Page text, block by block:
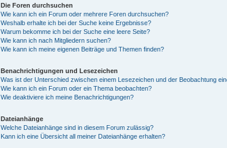
Die Foren durchsuchen
Wie kann ich ein Forum oder mehrere Foren durchsuchen?
Weshalb erhalte ich bei der Suche keine Ergebnisse?
Warum bekomme ich bei der Suche eine leere Seite?
Wie kann ich nach Mitgliedern suchen?
Wie kann ich meine eigenen Beiträge und Themen finden?
Benachrichtigungen und Lesezeichen
Was ist der Unterschied zwischen einem Lesezeichen und der Beobachtung
Wie kann ich ein Forum oder ein Thema beobachten?
Wie deaktiviere ich meine Benachrichtigungen?
Dateianhänge
Welche Dateianhänge sind in diesem Forum zulässig?
Kann ich eine Übersicht all meiner Dateianhänge erhalten?